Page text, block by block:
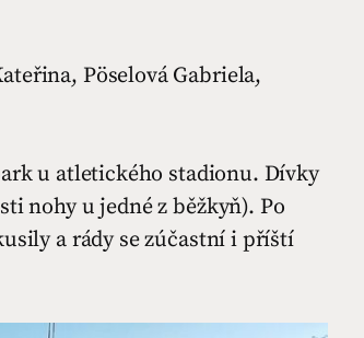
Pöselová Gabriela,
u atletického stadionu. Dívky
nohy u jedné z běžkyň). Po
a rády se zúčastní i příští